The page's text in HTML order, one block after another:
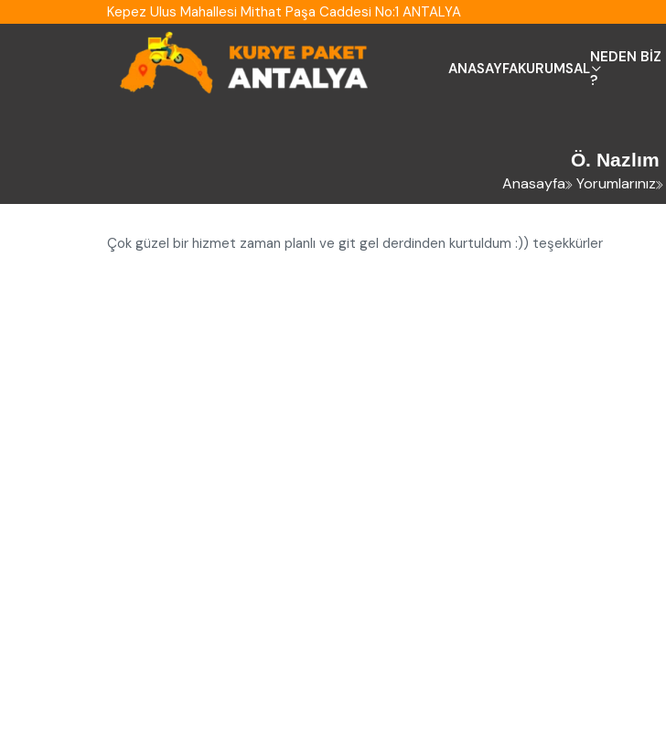
Kepez Ulus Mahallesi Mithat Paşa Caddesi No:1 ANTALYA
ANASAYFAKURUMSAL
NEDEN BİZ
?
Ö. Nazlım
Anasayfa Yorumlarınız
Çok güzel bir hizmet zaman planlı ve git gel derdinden kurtuldum :)) teşekkürler